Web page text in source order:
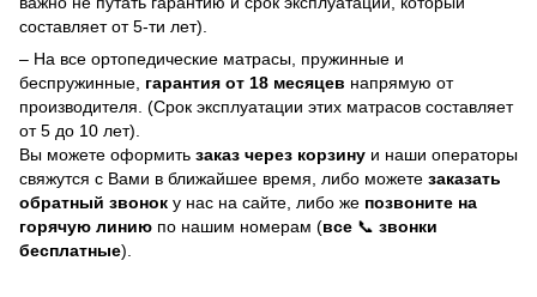
составляет от 5-ти лет).
– На все ортопедические матрасы, пружинные и
беспружинные, гарантия от 18 месяцев напрямую от
производителя. (Срок эксплуатации этих матрасов составляет
от 5 до 10 лет).
Вы можете оформить заказ через корзину и наши операторы
свяжутся с Вами в ближайшее время, либо можете заказать
обратный звонок у нас на сайте, либо же позвоните на
горячую линию по нашим номерам (все 📞 звонки
бесплатные).